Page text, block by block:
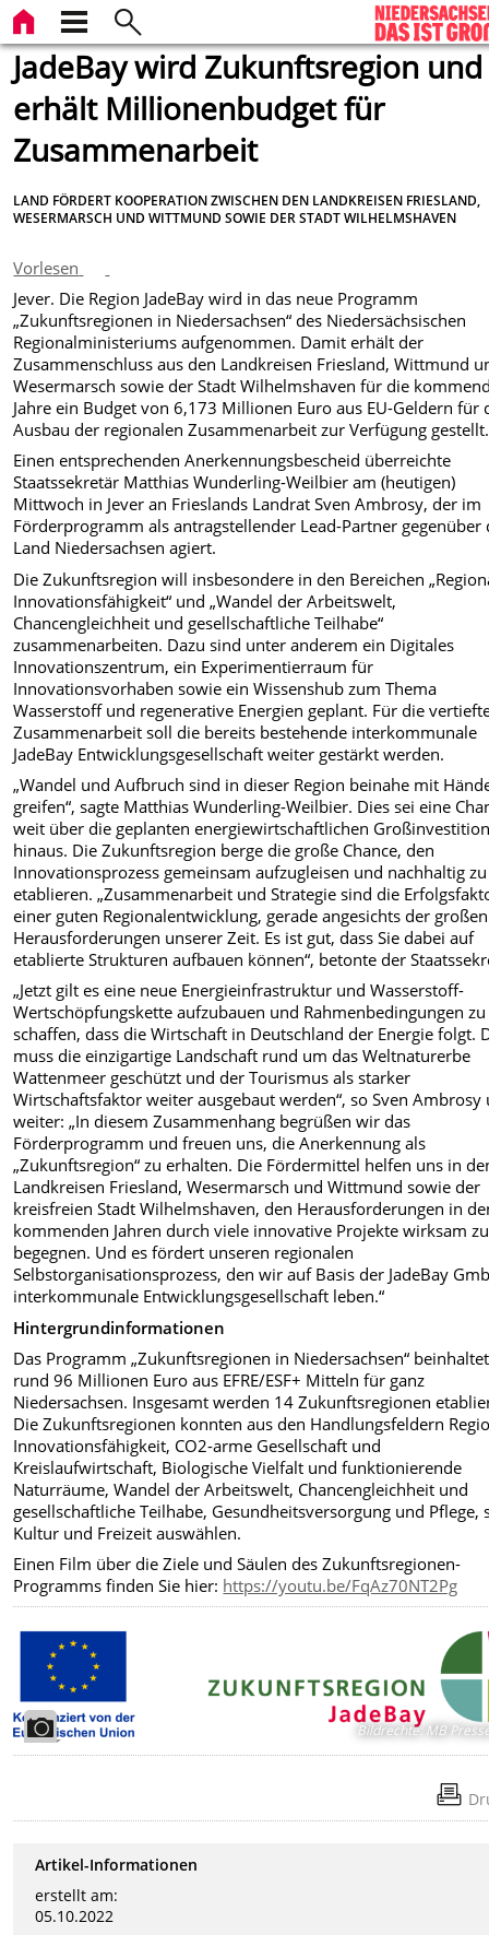
JadeBay wird Zukunftsregion und
erhält Millionenbudget für
Zusammenarbeit
LAND FÖRDERT KOOPERATION ZWISCHEN DEN LANDKREISEN FRIESLAND,
WESERMARSCH UND WITTMUND SOWIE DER STADT WILHELMSHAVEN
Vorlesen
Jever. Die Region JadeBay wird in das neue Programm
„Zukunftsregionen in Niedersachsen“ des Niedersächsischen
Regionalministeriums aufgenommen. Damit erhält der
Zusammenschluss aus den Landkreisen Friesland, Wittmund
Wesermarsch sowie der Stadt Wilhelmshaven für die
Jahre ein Budget von 6,173 Millionen Euro aus EU-Geldern für
Ausbau der regionalen Zusammenarbeit zur Verfügung gestellt.
Einen entsprechenden Anerkennungsbescheid überreichte
Staatssekretär Matthias Wunderling-Weilbier am (heutigen)
Mittwoch in Jever an Frieslands Landrat Sven Ambrosy, der im
Förderprogramm als antragstellender Lead-Partner gegenüber
Land Niedersachsen agiert.
Die Zukunftsregion will insbesondere in den Bereichen
Innovationsfähigkeit“ und „Wandel der Arbeitswelt,
Chancengleichheit und gesellschaftliche Teilhabe“
zusammenarbeiten. Dazu sind unter anderem ein Digitales
Innovationszentrum, ein Experimentierraum für
Innovationsvorhaben sowie ein Wissenshub zum Thema
Wasserstoff und regenerative Energien geplant. Für die
Zusammenarbeit soll die bereits bestehende interkommunale
JadeBay Entwicklungsgesellschaft weiter gestärkt werden.
„Wandel und Aufbruch sind in dieser Region beinahe mit
greifen“, sagte Matthias Wunderling-Weilbier. Dies sei eine
weit über die geplanten energiewirtschaftlichen
hinaus. Die Zukunftsregion berge die große Chance, den
Innovationsprozess gemeinsam aufzugleisen und nachhaltig zu
etablieren. „Zusammenarbeit und Strategie sind die
einer guten Regionalentwicklung, gerade angesichts der großen
Herausforderungen unserer Zeit. Es ist gut, dass Sie dabei auf
etablierte Strukturen aufbauen können“, betonte der
„Jetzt gilt es eine neue Energieinfrastruktur und Wasserstoff-
Wertschöpfungskette aufzubauen und Rahmenbedingungen zu
schaffen, dass die Wirtschaft in Deutschland der Energie folgt.
muss die einzigartige Landschaft rund um das Weltnaturerbe
Wattenmeer geschützt und der Tourismus als starker
Wirtschaftsfaktor weiter ausgebaut werden“, so Sven Ambrosy
weiter: „In diesem Zusammenhang begrüßen wir das
Förderprogramm und freuen uns, die Anerkennung als
„Zukunftsregion“ zu erhalten. Die Fördermittel helfen uns in
Landkreisen Friesland, Wesermarsch und Wittmund sowie der
kreisfreien Stadt Wilhelmshaven, den Herausforderungen in
kommenden Jahren durch viele innovative Projekte wirksam zu
begegnen. Und es fördert unseren regionalen
Selbstorganisationsprozess, den wir auf Basis der JadeBay
interkommunale Entwicklungsgesellschaft leben.“
Hintergrundinformationen
Das Programm „Zukunftsregionen in Niedersachsen“ beinhaltet
rund 96 Millionen Euro aus EFRE/ESF+ Mitteln für ganz
Niedersachsen. Insgesamt werden 14 Zukunftsregionen
Die Zukunftsregionen konnten aus den Handlungsfeldern
Innovationsfähigkeit, CO2-arme Gesellschaft und
Kreislaufwirtschaft, Biologische Vielfalt und funktionierende
Naturräume, Wandel der Arbeitswelt, Chancengleichheit und
gesellschaftliche Teilhabe, Gesundheitsversorgung und Pflege,
Kultur und Freizeit auswählen.
Einen Film über die Ziele und Säulen des Zukunftsregionen-
Programms finden Sie hier: https://youtu.be/FqAz70NT2Pg
Bildrechte: MB
Artikel-Informationen
erstellt am:
05.10.2022